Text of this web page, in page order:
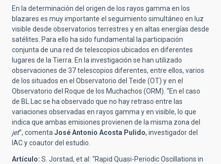
En la determinación del origen de los rayos gamma en los
blazares es muy importante el seguimiento simultáneo en luz
visible desde observatorios terrestres y en altas energías desde
satélites. Para ello ha sido fundamental la participación
conjunta de una red de telescopios ubicados en diferentes
lugares de la Tierra. En la investigación se han utilizado
observaciones de 37 telescopios diferentes, entre ellos, varios
de los situados en el Observatorio del Teide (OT) y en el
Observatorio del Roque de los Muchachos (ORM). “En el caso
de BL Lac se ha observado que no hay retraso entre las
variaciones observadas en rayos gamma y en visible, lo que
indica que ambas emisiones provienen de la misma zona del
jet”, comenta José Antonio Acosta Pulido, investigador del
IAC y coautor del estudio.
Artículo: S. Jorstad, et al: “Rapid Quasi-Periodic Oscillations in